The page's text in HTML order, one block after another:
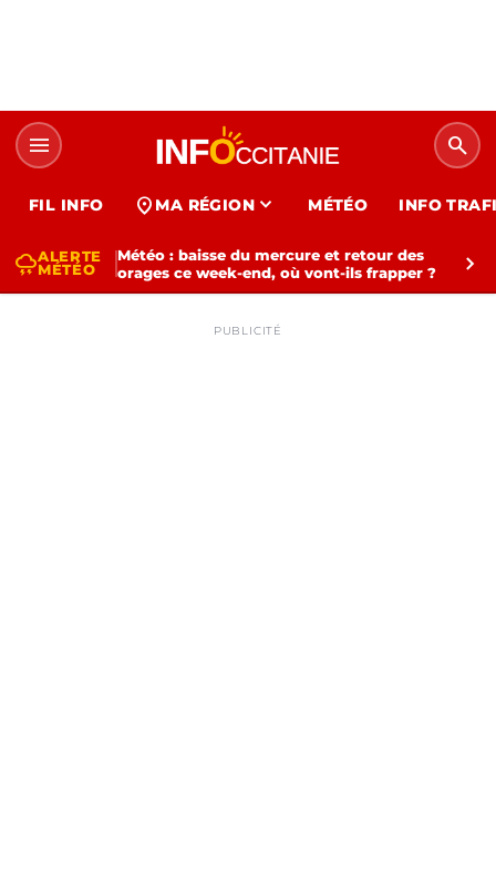
menu search
FIL INFO location_on MA RÉGION expand_more MÉTÉO INFO
thunderstormALERTE
MÉTÉO
Météo : baisse du mercure et retour des
orages ce week-end, où vont-ils frapper ?
chevron_right
PUBLICITÉ